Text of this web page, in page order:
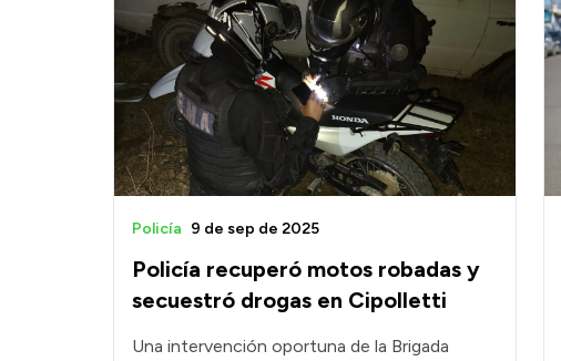
Policía recuperó motos robadas y
secuestró drogas en Cipolletti
Policía 9 de sep de 2025
Una intervención oportuna de la Brigada